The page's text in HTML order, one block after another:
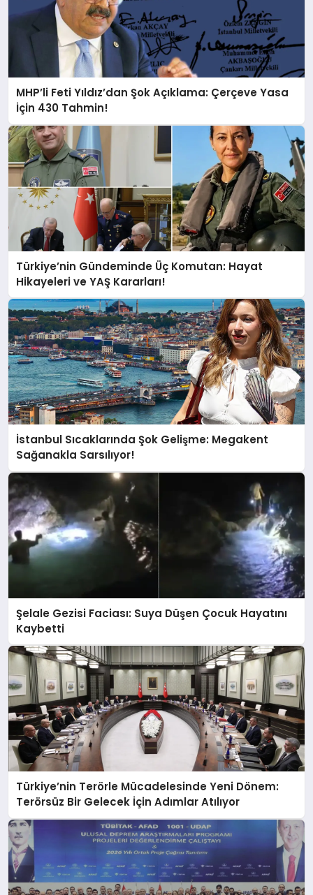
MHP’li Feti Yıldız’dan Şok Açıklama: Çerçeve Yasa
İçin 430 Tahmin!
Türkiye’nin Gündeminde Üç Komutan: Hayat
Hikayeleri ve YAŞ Kararları!
İstanbul Sıcaklarında Şok Gelişme: Megakent
Sağanakla Sarsılıyor!
Şelale Gezisi Faciası: Suya Düşen Çocuk Hayatını
Kaybetti
Türkiye’nin Terörle Mücadelesinde Yeni Dönem:
Terörsüz Bir Gelecek İçin Adımlar Atılıyor